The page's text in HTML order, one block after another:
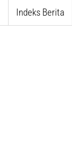
Indeks Berita